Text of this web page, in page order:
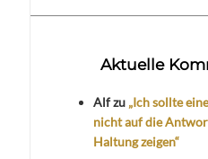
Aktuelle
Alfzu „Ich sollte
nicht auf die
Haltung zeigen“